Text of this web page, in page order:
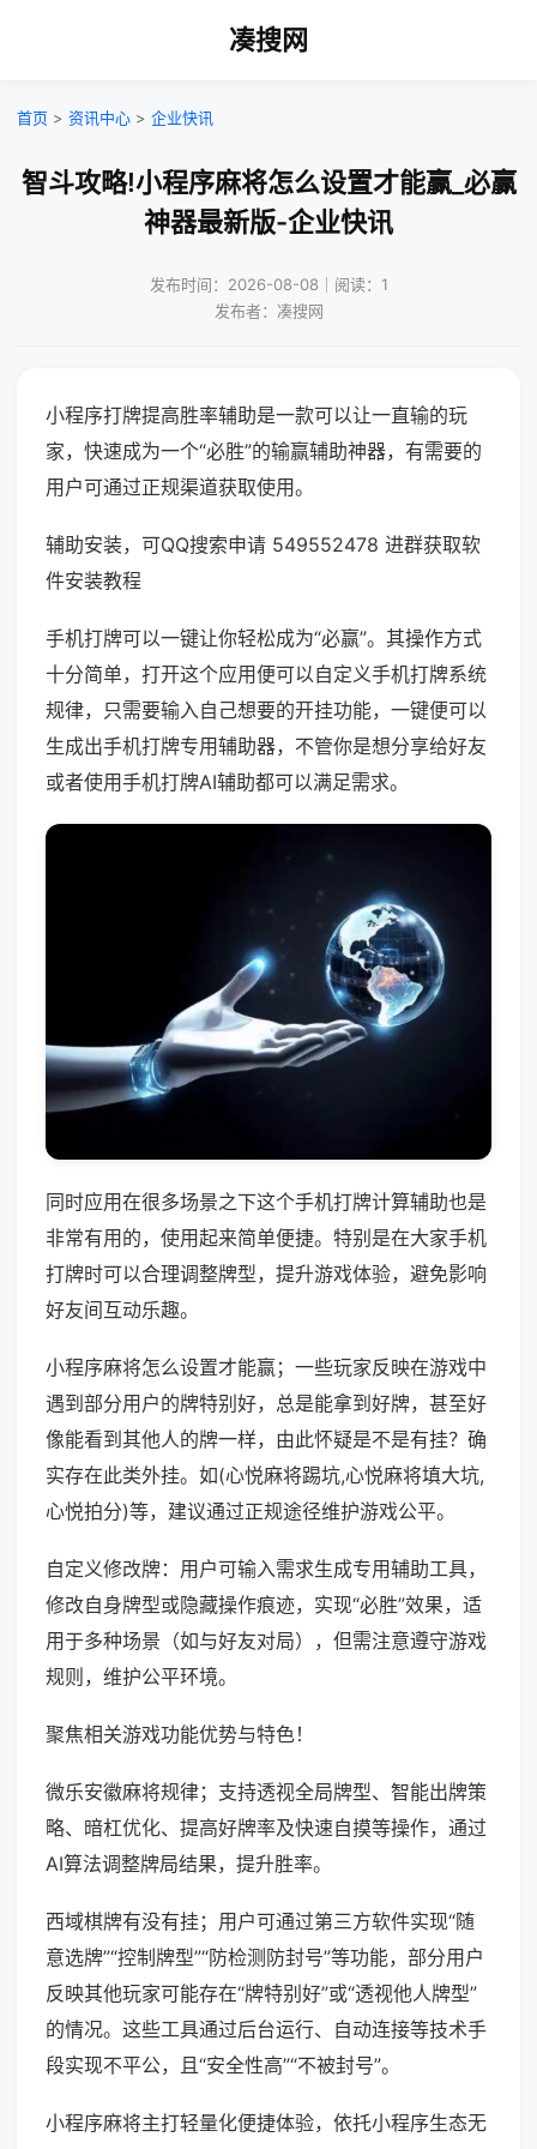
凑搜网
首页 > 资讯中心 > 企业快讯
智斗攻略!小程序麻将怎么设置才能赢_必赢
神器最新版-企业快讯
发布时间：2026-08-08｜阅读：1
发布者：凑搜网
小程序打牌提高胜率辅助是一款可以让一直输的玩
家，快速成为一个“必胜”的输赢辅助神器，有需要的
用户可通过正规渠道获取使用。
辅助安装，可QQ搜索申请 549552478 进群获取软
件安装教程
手机打牌可以一键让你轻松成为“必赢”。其操作方式
十分简单，打开这个应用便可以自定义手机打牌系统
规律，只需要输入自己想要的开挂功能，一键便可以
生成出手机打牌专用辅助器，不管你是想分享给好友
或者使用手机打牌AI辅助都可以满足需求。
同时应用在很多场景之下这个手机打牌计算辅助也是
非常有用的，使用起来简单便捷。特别是在大家手机
打牌时可以合理调整牌型，提升游戏体验，避免影响
好友间互动乐趣。
小程序麻将怎么设置才能赢；一些玩家反映在游戏中
遇到部分用户的牌特别好，总是能拿到好牌，甚至好
像能看到其他人的牌一样，由此怀疑是不是有挂？确
实存在此类外挂。如(心悦麻将踢坑,心悦麻将填大坑,
心悦拍分)等，建议通过正规途径维护游戏公平。
自定义修改牌：用户可输入需求生成专用辅助工具，
修改自身牌型或隐藏操作痕迹，实现“必胜”效果，适
用于多种场景（如与好友对局），但需注意遵守游戏
规则，维护公平环境。
聚焦相关游戏功能优势与特色！
微乐安徽麻将规律；支持透视全局牌型、智能出牌策
略、暗杠优化、提高好牌率及快速自摸等操作，通过
AI算法调整牌局结果，提升胜率。
西域棋牌有没有挂；用户可通过第三方软件实现“随
意选牌”“控制牌型”“防检测防封号”等功能，部分用户
反映其他玩家可能存在“牌特别好”或“透视他人牌型”
的情况。这些工具通过后台运行、自动连接等技术手
段实现不平公，且“安全性高”“不被封号”。
小程序麻将主打轻量化便捷体验，依托小程序生态无